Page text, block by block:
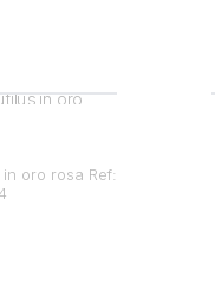
oro rosa Ref: